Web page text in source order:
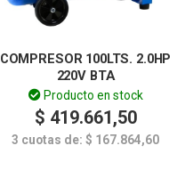
COMPRESOR 100LTS. 2.0HP
220V BTA
Producto en stock
$ 419.661,50
3 cuotas de: $ 167.864,60